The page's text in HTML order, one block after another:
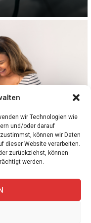
wir Technologien wie
und/oder darauf
können wir Daten
dieser Website verarbeiten.
zurückziehst, können
werden.
NIEDERÖSTERREICH
Trotz
im